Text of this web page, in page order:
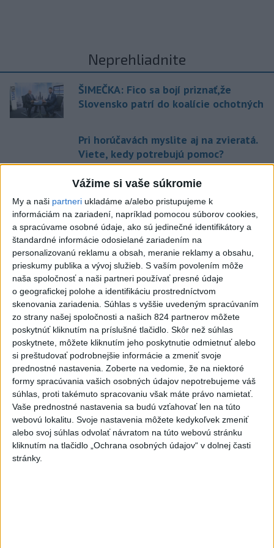
Vážime si vaše súkromie
My a naši partneri ukladáme a/alebo pristupujeme k
informáciám na zariadení, napríklad pomocou súborov cookies,
a spracúvame osobné údaje, ako sú jedinečné identifikátory a
štandardné informácie odosielané zariadením na
personalizovanú reklamu a obsah, meranie reklamy a obsahu,
prieskumy publika a vývoj služieb. S vaším povolením môže
naša spoločnosť a naši partneri používať presné údaje
o geografickej polohe a identifikáciu prostredníctvom
skenovania zariadenia. Súhlas s vyššie uvedeným spracúvaním
zo strany našej spoločnosti a našich 824 partnerov môžete
poskytnúť kliknutím na príslušné tlačidlo. Skôr než súhlas
poskytnete, môžete kliknutím jeho poskytnutie odmietnuť alebo
si preštudovať podrobnejšie informácie a zmeniť svoje
prednostné nastavenia. Zoberte na vedomie, že na niektoré
formy spracúvania vašich osobných údajov nepotrebujeme váš
súhlas, proti takémuto spracovaniu však máte právo namietať.
Vaše prednostné nastavenia sa budú vzťahovať len na túto
webovú lokalitu. Svoje nastavenia môžete kedykoľvek zmeniť
alebo svoj súhlas odvolať návratom na túto webovú stránku
kliknutím na tlačidlo „Ochrana osobných údajov“ v dolnej časti
stránky.
Neprehliadnite
ŠIMEČKA: Fico sa bojí priznať,že
Slovensko patrí do koalície ochotných
Pri horúčavách myslite aj na zvieratá.
Viete, kedy potrebujú pomoc?
ŠTIBRAVÁ: Štvrté miesto v silnej
svetovej konkurencii je výborné
Slovensko trápi sucho: V prírode sa
prejavuje viacerými spôsobmi
Aktuálne témy: Kvízy Podcasty Rok Ľ.Štúra
Turizmus Cestovanie Rok dobrovoľníctva
Dielo týždňa Referendum MS v hokeji
Komunálne voľby
Filip Kuffa tvrdí, že eurokomisia mu